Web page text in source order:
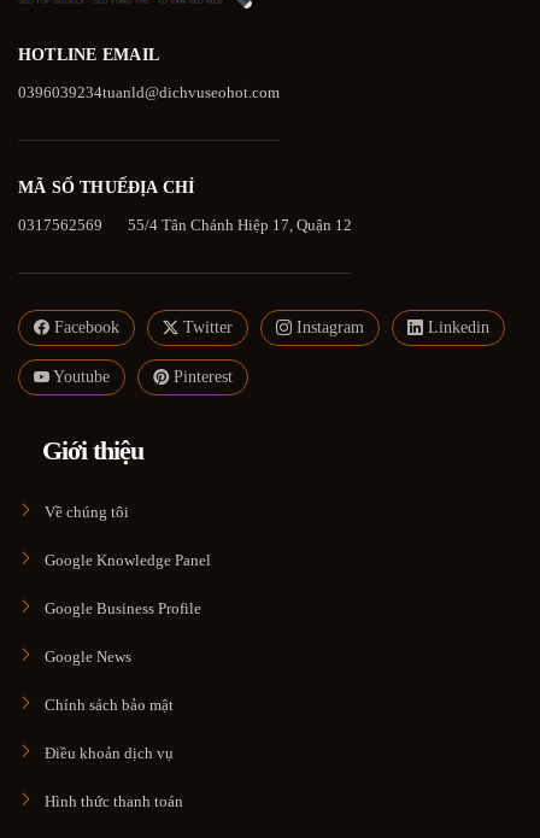
HOTLINE
0396039234
EMAIL
tuanld@dichvuseohot.com
MÃ SỐ THUẾ
0317562569
ĐỊA CHỈ
55/4 Tân Chánh Hiệp 17, Quận 12
Facebook Twitter Instagram Linkedin
Youtube Pinterest
Giới thiệu
Về chúng tôi
Google Knowledge Panel
Google Business Profile
Google News
Chính sách bảo mật
Điều khoản dịch vụ
Hình thức thanh toán